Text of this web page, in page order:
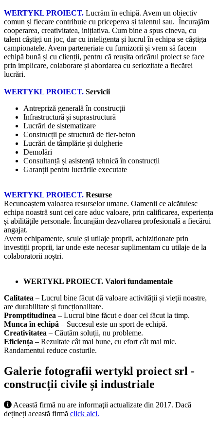
WERTYKL PROIECT. Lucrăm în echipă. Avem un obiectiv
comun și fiecare contribuie cu priceperea și talentul sau. Încurajăm
cooperarea, creativitatea, inițiativa. Cum bine a spus cineva, cu
talent câștigi un joc, dar cu inteligenta și lucrul în echipa se câștiga
campionatele. Avem parteneriate cu furnizorii și vrem să facem
echipă bună și cu clienții, pentru că reușita oricărui proiect se face
prin implicare, colaborare și abordarea cu seriozitate a fiecărei
lucrări.
WERTYKL PROIECT. Servicii
Antrepriză generală în construcții
Infrastructură și suprastructură
Lucrări de sistematizare
Construcții pe structură de fier-beton
Lucrări de tâmplărie și dulgherie
Demolări
Consultanță și asistență tehnică în construcții
Garanții pentru lucrările executate
WERTYKL PROIECT. Resurse
Recunoaștem valoarea resurselor umane. Oamenii ce alcătuiesc
echipa noastră sunt cei care aduc valoare, prin calificarea, experiența
și abilitățile personale. Încurajăm dezvoltarea profesională a fiecărui
angajat.
Avem echipamente, scule și utilaje proprii, achiziționate prin
investiții proprii, iar unde este necesar suplimentam cu utilaje de la
colaboratorii noștri.
WERTYKL PROIECT. Valori fundamentale
Calitatea – Lucrul bine făcut dă valoare activității și vieții noastre,
are durabilitate și funcționalitate.
Promptitudinea – Lucrul bine făcut e doar cel făcut la timp.
Munca în echipă – Succesul este un sport de echipă.
Creativitatea – Căutăm soluții, nu probleme.
Eficiența – Rezultate cât mai bune, cu efort cât mai mic.
Randamentul reduce costurile.
Galerie fotografii wertykl proiect srl -
construcții civile și industriale
Această firmă nu are informaţii actualizate din 2017. Dacă
dețineți această firmă click aici.